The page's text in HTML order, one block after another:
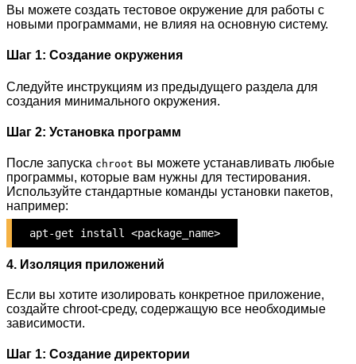
Вы можете создать тестовое окружение для работы с
новыми программами, не влияя на основную систему.
Шаг 1: Создание окружения
Следуйте инструкциям из предыдущего раздела для
создания минимального окружения.
Шаг 2: Установка программ
После запуска chroot вы можете устанавливать любые
программы, которые вам нужны для тестирования.
Используйте стандартные команды установки пакетов,
например:
apt-get install <package_name>
4. Изоляция приложений
Если вы хотите изолировать конкретное приложение,
создайте chroot-среду, содержащую все необходимые
зависимости.
Шаг 1: Создание директории